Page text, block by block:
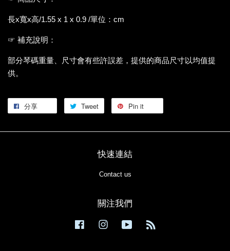
長x寬x高/1.55 x 1 x 0.9 /單位：cm
☞ 補充說明：
部分琴碼重量、尺寸會有些許誤差，提供的商品尺寸以均值提
供。
分享 Tweet Pin it
快速連結
Contact us
關注我們
Facebook Instagram YouTube